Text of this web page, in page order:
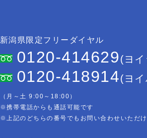
新潟県限定フリーダイヤル
0120-414629(ヨ
0120-418914(ヨ
（月～土 9:00～18:00）
※携帯電話からも通話可能です
※上記のどちらの番号でもお問い合わせいただ